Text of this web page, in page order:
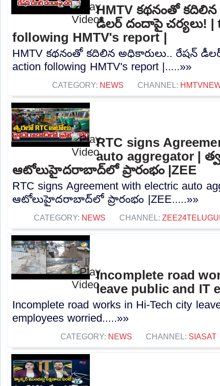
HMTV కథనంతో
డీలర్ దందాపై చర్యలు! |
following HMTV's report |
HMTV కథనంతో కదిలిన అధికారులు.. రేషన్
action following HMTV's report |.....»»
CATEGORY: NEWS CHANNEL:
RTC signs
auto aggregator |
ఆటోలుహైదరాబాద్‌లో ప్రారంభం |ZEE
RTC signs Agreement with electric auto
ఆటోలుహైదరాబాద్‌లో ప్రారంభం |ZEE.....»»
CATEGORY: NEWS CHANNEL:
Incomplete road
leave public and IT
Incomplete road works in Hi-Tech city
employees worried.....»»
CATEGORY: NEWS CHANNEL: SIASAT